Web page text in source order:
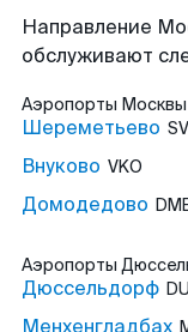
Направление
обслуживают
Аэропорты Москвы
Шереметьево
Внуково VKO
Домодедово
Аэропорты
Дюссельдорф
Менхенгладбах